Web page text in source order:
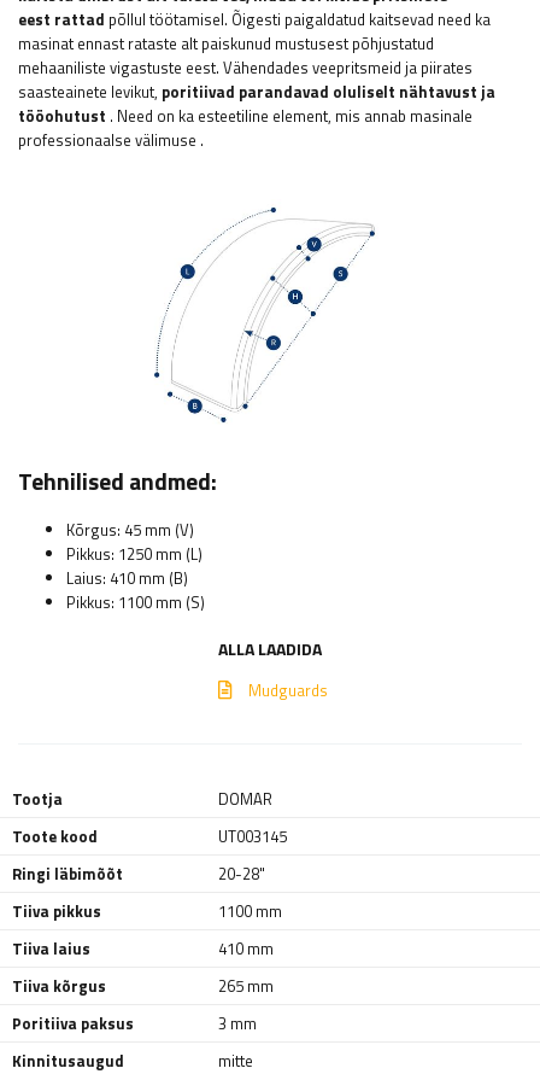
eest rattad põllul töötamisel. Õigesti paigaldatud kaitsevad need ka
masinat ennast rataste alt paiskunud mustusest põhjustatud
mehaaniliste vigastuste eest. Vähendades veepritsmeid ja piirates
saasteainete levikut, poritiivad parandavad oluliselt nähtavust ja
tööohutust . Need on ka esteetiline element, mis annab masinale
professionaalse välimuse .
Tehnilised andmed:
Kõrgus: 45 mm (V)
Pikkus: 1250 mm (L)
Laius: 410 mm (B)
Pikkus: 1100 mm (S)
ALLA LAADIDA
Mudguards
Tootja
DOMAR
Toote kood
UT003145
Ringi läbimõõt
20-28"
Tiiva pikkus
1100 mm
Tiiva laius
410 mm
Tiiva kõrgus
265 mm
Poritiiva paksus
3 mm
Kinnitusaugud
mitte